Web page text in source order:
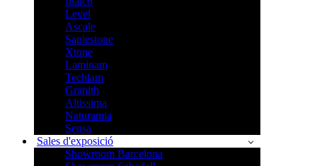
Level
Ascale
Sapiestone
Xtone
Laminam
Techlam
Granith
Altissima
Naturamia
Sensa
Sales d'exposició
Showroom Barcelona